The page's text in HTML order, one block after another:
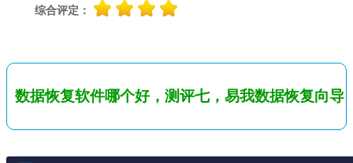
综合评定：
数据恢复软件哪个好，测评七，易我数据恢复向导